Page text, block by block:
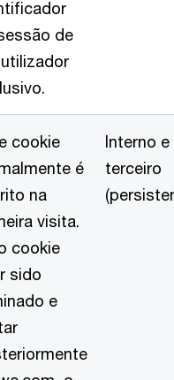
de
cookie
é
na
visita.
cookie
sido
e
Interno e
terceiro